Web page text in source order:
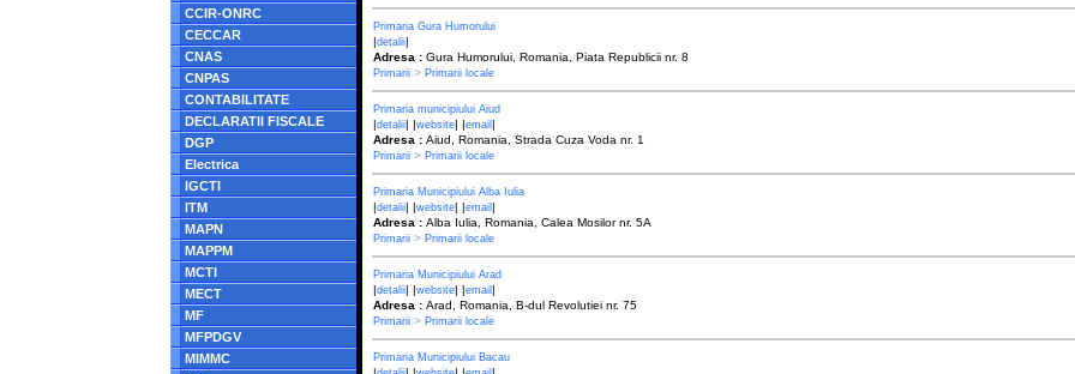
CCIR-ONRC
CECCAR
CNAS
CNPAS
CONTABILITATE
DECLARATII FISCALE
DGP
Electrica
IGCTI
ITM
MAPN
MAPPM
MCTI
MECT
MF
MFPDGV
MIMMC
Primaria Gura Humorului
|detalii|
Adresa : Gura Humorului, Romania, Piata Republicii nr. 8
Primarii > Primarii locale
Primaria municipiului Aiud
|detalii| |website| |email |
Adresa : Aiud, Romania, Strada Cuza Voda nr. 1
Primarii > Primarii locale
Primaria Municipiului Alba Iulia
|detalii| |website| |email |
Adresa : Alba Iulia, Romania, Calea Mosilor nr. 5A
Primarii > Primarii locale
Primaria Municipiului Arad
|detalii| |website| |email |
Adresa : Arad, Romania, B-dul Revolutiei nr. 75
Primarii > Primarii locale
Primaria Municipiului Bacau